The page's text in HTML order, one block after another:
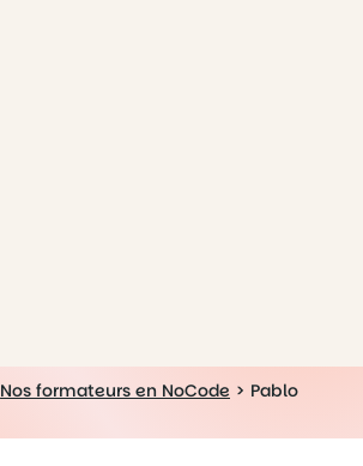
Nos formateurs en NoCode > Pablo